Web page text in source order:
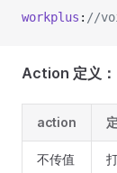
workplus : //
Action 定义：
action
不传值